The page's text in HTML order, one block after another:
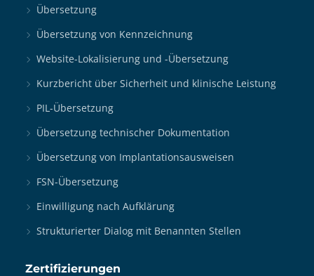
Übersetzung
Übersetzung von Kennzeichnung
Website-Lokalisierung und -Übersetzung
Kurzbericht über Sicherheit und klinische Leistung
PIL-Übersetzung
Übersetzung technischer Dokumentation
Übersetzung von Implantationsausweisen
FSN-Übersetzung
Einwilligung nach Aufklärung
Strukturierter Dialog mit Benannten Stellen
Zertifizierungen